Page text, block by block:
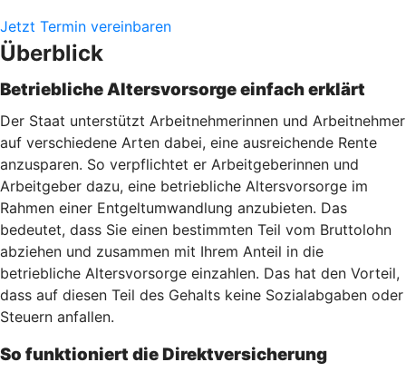
Jetzt Termin vereinbaren
Überblick
Betriebliche Altersvorsorge einfach erklärt
Der Staat unterstützt Arbeitnehmerinnen und Arbeitnehmer
auf verschiedene Arten dabei, eine ausreichende Rente
anzusparen. So verpflichtet er Arbeitgeberinnen und
Arbeitgeber dazu, eine betriebliche Altersvorsorge im
Rahmen einer Entgeltumwandlung anzubieten. Das
bedeutet, dass Sie einen bestimmten Teil vom Bruttolohn
abziehen und zusammen mit Ihrem Anteil in die
betriebliche Altersvorsorge einzahlen. Das hat den Vorteil,
dass auf diesen Teil des Gehalts keine Sozialabgaben oder
Steuern anfallen.
So funktioniert die Direktversicherung